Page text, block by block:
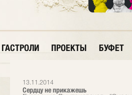
ГАСТРОЛИ ПРОЕКТЫ БУФЕТ
13.11.2014
Сердцу не прикажешь